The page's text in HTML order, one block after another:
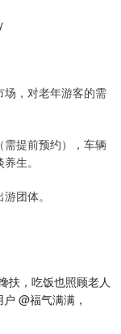
，对老年游客的需
提前预约），车辆
生。
团体。
扶，吃饭也照顾老人
@福气满满，